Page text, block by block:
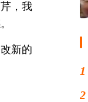
，我
新的
1
2